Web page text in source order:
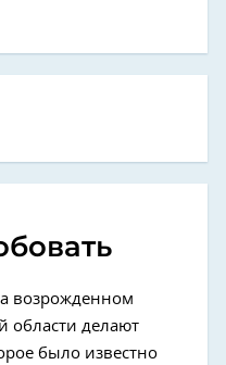
возрожденном
области делают
было известно